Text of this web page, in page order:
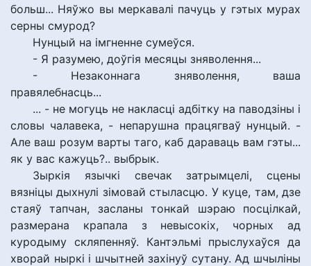
больш... Няўжо вы меркавалі пачуць у гэтых мурах
серны смурод?
Нунцый на імгненне сумеўся.
- Я разумею, доўгія месяцы зняволення...
- Незаконнага зняволення, ваша
правялебнасць...
... - не могуць не накласці адбітку на паводзіны і
словы чалавека, - непарушна працягваў нунцый. -
Але ваш розум варты таго, каб дараваць вам гэты...
як у вас кажуць?.. выбрык.
Зыркія язычкі свечак затрымцелі, сцены
вязніцы дыхнулі зімовай стыласцю. У куце, там, дзе
стаяў тапчан, засланы тонкай шэраю посцілкай,
размерана крапала з невысокіх, чорных ад
куродыму скляпенняў. Кантэльмі прыслухаўся да
хворай ныркі і шчытней захінуў сутану. Ад шчыліны